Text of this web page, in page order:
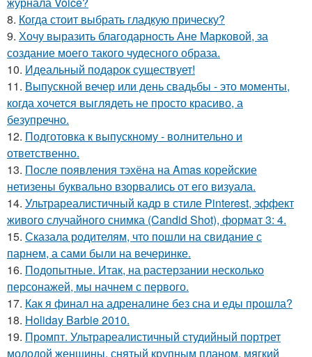
8. Когда стоит выбрать гладкую прическу?
9. Хочу выразить благодарность Ане Марковой, за
создание моего такого чудесного образа.
10. Идеальный подарок существует!
11. Выпускной вечер или день свадьбы - это моменты,
когда хочется выглядеть не просто красиво, а
безупречно.
12. Подготовка к выпускному - волнительно и
ответственно.
13. После появления тэхёна на Amas корейские
нетизены буквально взорвались от его визуала.
14. Ультрареалистичный кадр в стиле Pinterest, эффект
живого случайного снимка (Candid Shot), формат 3: 4.
15. Сказала родителям, что пошли на свидание с
парнем, а сами были на вечеринке.
16. Подопытные. Итак, на растерзании несколько
персонажей, мы начнем с первого.
17. Как я финал на адреналине без сна и еды прошла?
18. Holiday Barbie 2010.
19. Промпт. Ультрареалистичный студийный портрет
молодой женщины, снятый крупным планом, мягкий